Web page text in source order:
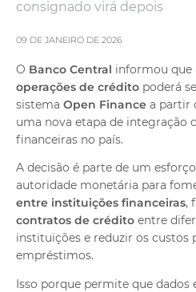
Atendimento
Ajuda e suporte
consignado virá depois
09 DE JANEIRO DE 2026
O Banco Central informou que
operações de crédito poderá
sistema Open Finance a partir
uma nova etapa de integração
financeiras no país.
A decisão é parte de um
autoridade monetária para
entre instituições financeiras,
contratos de crédito entre
instituições e reduzir os custos
empréstimos.
Isso porque permite que dados